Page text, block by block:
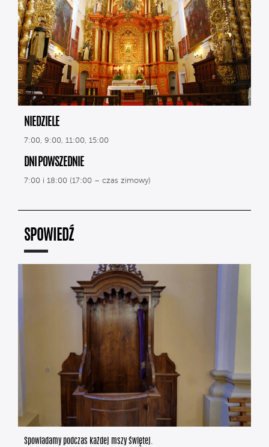
NIEDZIELE
7:00, 9:00, 11:00, 15:00
DNI POWSZEDNIE
7:00 i 18:00 (17:00 – czas zimowy)
SPOWIEDŹ
Spowiadamy podczas każdej mszy świętej.